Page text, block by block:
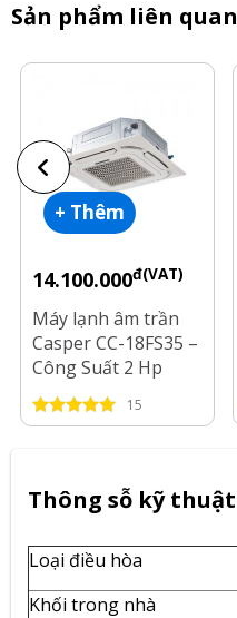
Sản phẩm liên quan
+ Thêm
14.100.000đ(VAT)
Máy lạnh âm trần
Casper CC-18FS35 –
Công Suất 2 Hp
15
Thông sỗ kỹ thuật
Loại điều hòa
Khối trong nhà